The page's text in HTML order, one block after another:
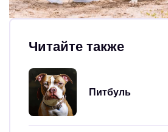
Читайте также
Питбуль